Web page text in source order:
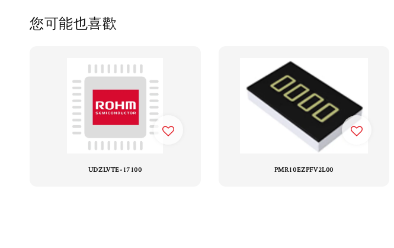
您可能也喜歡
UDZLVTE-17100 PMR10EZPFV2L00